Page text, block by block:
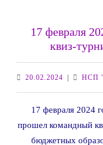
17 февраля
квиз-
20.02.2024 20.02.2024
НСП
17 февраля 2024
прошел командный
бюджетных